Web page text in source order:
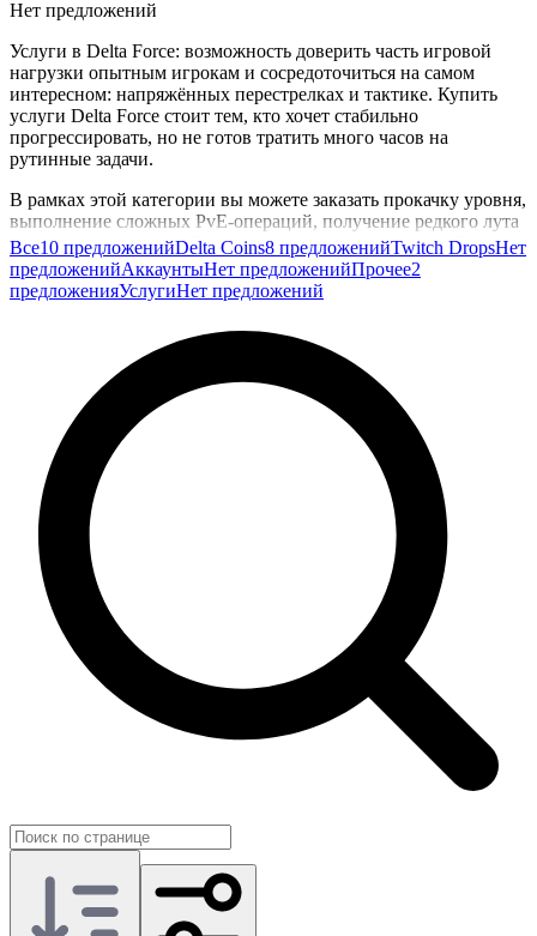
Нет предложений
Услуги в Delta Force: возможность доверить часть игровой
нагрузки опытным игрокам и сосредоточиться на самом
интересном: напряжённых перестрелках и тактике. Купить
услуги Delta Force стоит тем, кто хочет стабильно
прогрессировать, но не готов тратить много часов на
рутинные задачи.
В рамках этой категории вы можете заказать прокачку уровня,
выполнение сложных PvE-операций, получение редкого лута
и сопровождение в PvP-режимах для поднятия ранга. Такая
помощь помогает удерживать высокие позиции в сезонных
рейтингах, не отставать от друзей по команде и
гарантированно закрывать объёмные задания, которые в
одиночку занимают много времени.
Особенно полезны услуги во время стартa нового сезона или
выхода крупных обновлений, когда важно быстро войти в
актуальный мета и получить необходимые преимущества. Вы
сохраняете удовольствие от игры и при этом не буксуете на
одном месте.
На GG.Store вы напрямую договариваетесь с другими
игроками Delta Force и выбираете именно тот формат
помощи, который нужен под ваши задачи.
Все10 предложенийDelta Coins8 предложенийTwitch DropsНет
предложенийАккаунтыНет предложенийПрочее2
предложенияУслугиНет предложений